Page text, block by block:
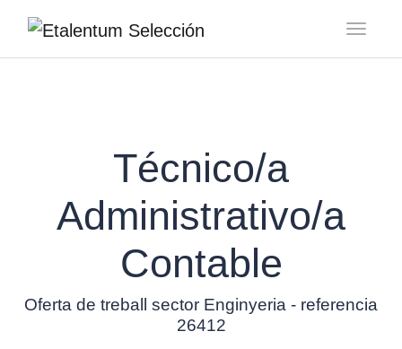
Técnico/a
Administrativo/a
Contable
Oferta de treball sector Enginyeria - referencia
26412